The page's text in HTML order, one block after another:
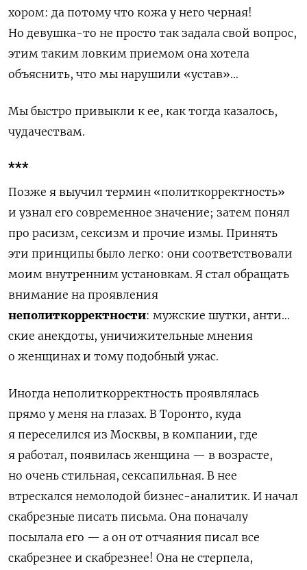
хором: да потому что кожа у него черная!
Но девушка-то не просто так задала свой вопрос,
этим таким ловким приемом она хотела
объяснить, что мы нарушили «устав»…
Мы быстро привыкли к ее, как тогда казалось,
чудачествам.
***
Позже я выучил термин «политкорректность»
и узнал его современное значение; затем понял
про расизм, сексизм и прочие измы. Принять
эти принципы было легко: они соответствовали
моим внутренним установкам. Я стал обращать
внимание на проявления
неполиткорректности: мужские шутки, анти…
ские анекдоты, уничижительные мнения
о женщинах и тому подобный ужас.
Иногда неполиткорректность проявлялась
прямо у меня на глазах. В Торонто, куда
я переселился из Москвы, в компании, где
я работал, появилась женщина — в возрасте,
но очень стильная, сексапильная. В нее
втрескался немолодой бизнес-аналитик. И начал
скабрезные писать письма. Она поначалу
посылала его — а он от отчаяния писал все
скабрезнее и скабрезнее! Она не стерпела,